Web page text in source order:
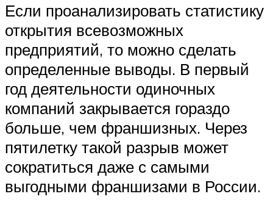
Если проанализировать статистику
открытия всевозможных
предприятий, то можно сделать
определенные выводы. В первый
год деятельности одиночных
компаний закрывается гораздо
больше, чем франшизных. Через
пятилетку такой разрыв может
сократиться даже с самыми
выгодными франшизами в России.